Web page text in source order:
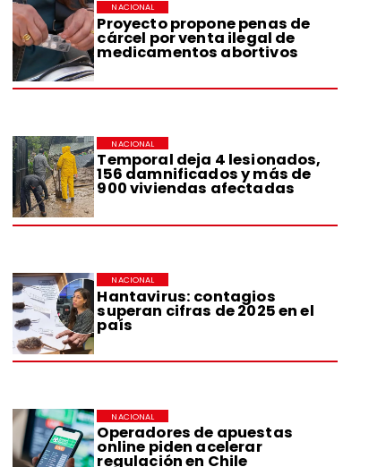
Proyecto propone penas de
cárcel por venta ilegal de
medicamentos abortivos
NACIONAL
Temporal deja 4 lesionados,
156 damnificados y más de
900 viviendas afectadas
NACIONAL
Hantavirus: contagios
superan cifras de 2025 en el
país
NACIONAL
Operadores de apuestas
online piden acelerar
regulación en Chile
NACIONAL